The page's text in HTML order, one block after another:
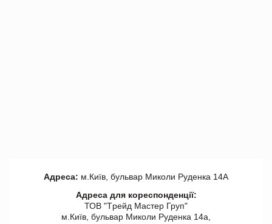
Адреса: м.Київ, бульвар Миколи Руденка 14А
Адреса для кореспонденції:
ТОВ "Tрейд Мастер Груп"
м.Київ, бульвар Миколи Руденка 14а,